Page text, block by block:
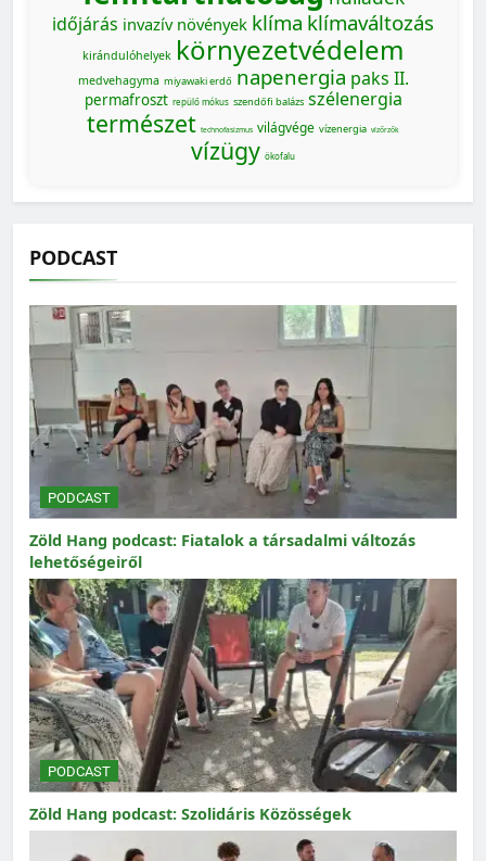
időjárás invazív növények klíma klímaváltozás
kirándulóhelyek környezetvédelem
medvehagyma miyawaki erdő napenergia paks II.
permafroszt repülő mókus szendőfi balázs szélenergia
természet technofasizmus világvége vízenergia vízőrzők
vízügy ökofalu
PODCAST
PODCAST
Zöld Hang podcast: Fiatalok a társadalmi változás
lehetőségeiről
PODCAST
Zöld Hang podcast: Szolidáris Közösségek